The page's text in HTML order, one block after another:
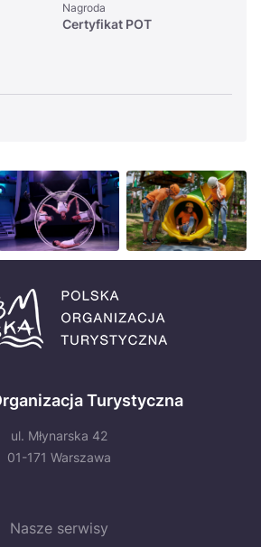
Nagroda
Certyfikat POT
Turystyczna
ul. Młynarska 42
01-171 Warszawa
Nasze serwisy